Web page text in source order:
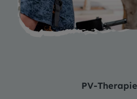
PV-Therapie